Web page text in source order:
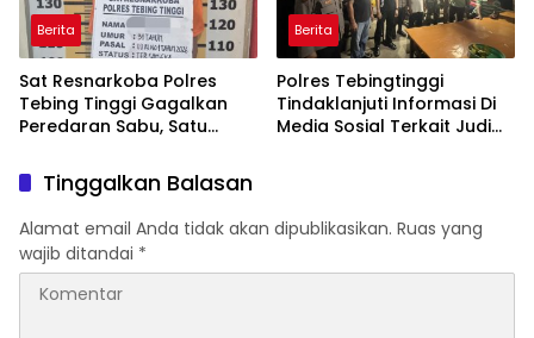
Berita
Sat Resnarkoba Polres
Tebing Tinggi Gagalkan
Peredaran Sabu, Satu
Berita
Polres Tebingtinggi
Tindaklanjuti Informasi Di
Media Sosial Terkait Judi
Tinggalkan Balasan
Alamat email Anda tidak akan dipublikasikan. Ruas yang
wajib ditandai *